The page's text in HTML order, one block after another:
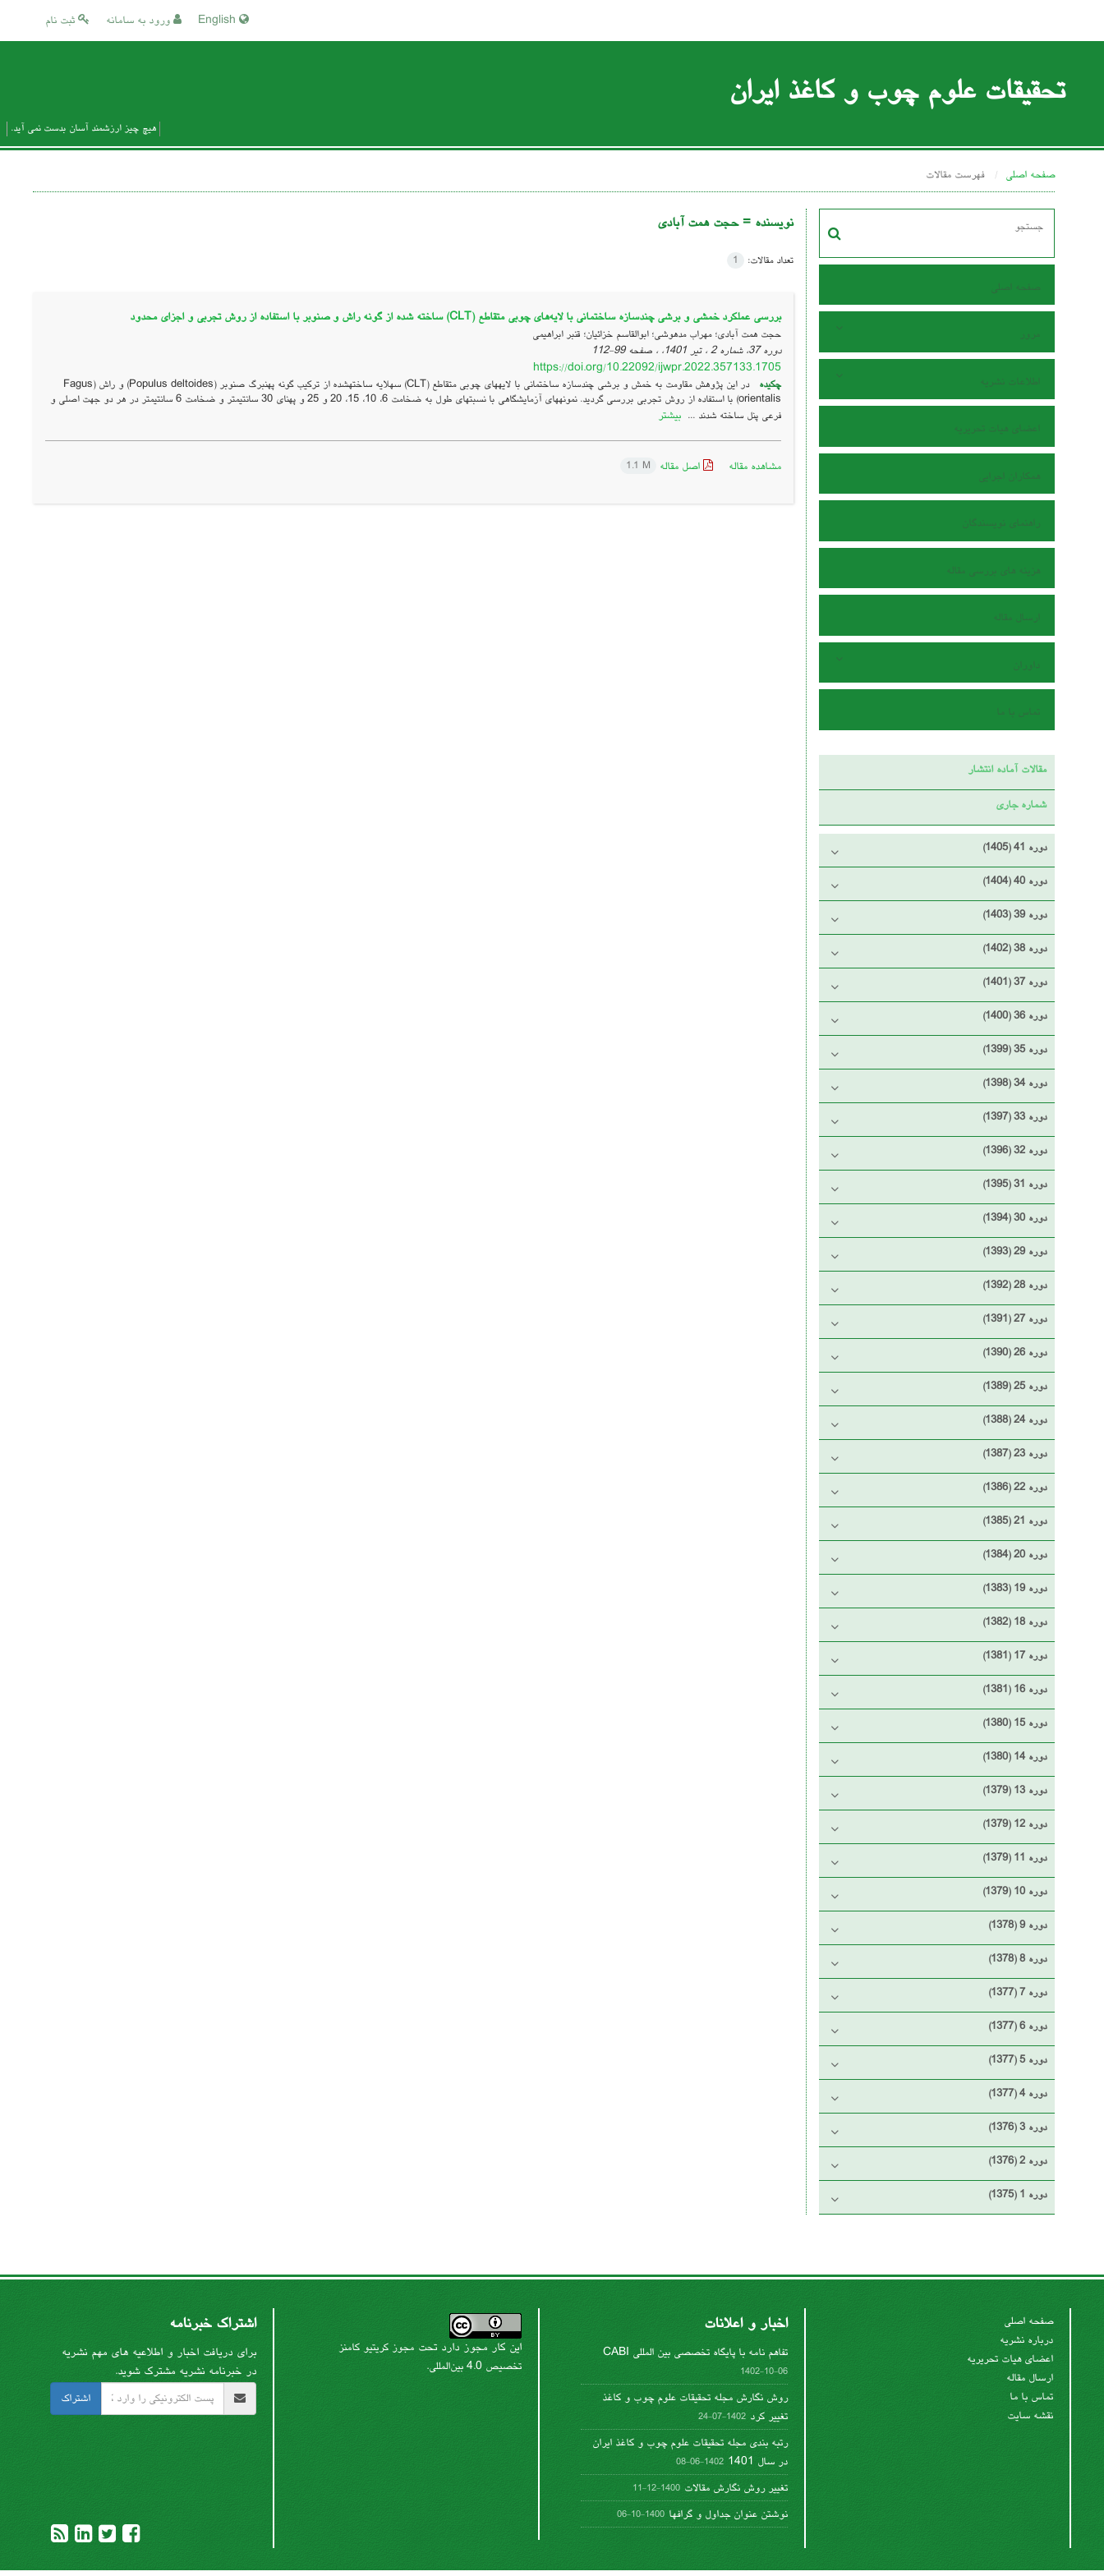
ثبت نام ورود به سامانه
تحقیقات علوم چوب و کاغذ ایران
هیچ چیز ارزشمند آسان بدست نمی آید.
صفحه اصلی فهرست مقالات
صفحه اصلی
مرور
اطلاعات نشریه
اعضای هیات تحریریه
همکاران اجرایی
راهنمای نویسندگان
هزینه های بررسی مقاله
ارسال مقاله
داوران
تماس با ما
مقالات آماده انتشار
شماره جاری
دوره 41 (1405)
دوره 40 (1404)
دوره 39 (1403)
دوره 38 (1402)
دوره 37 (1401)
دوره 36 (1400)
دوره 35 (1399)
دوره 34 (1398)
دوره 33 (1397)
دوره 32 (1396)
دوره 31 (1395)
دوره 30 (1394)
دوره 29 (1393)
دوره 28 (1392)
دوره 27 (1391)
دوره 26 (1390)
دوره 25 (1389)
دوره 24 (1388)
دوره 23 (1387)
دوره 22 (1386)
دوره 21 (1385)
دوره 20 (1384)
دوره 19 (1383)
دوره 18 (1382)
دوره 17 (1381)
دوره 16 (1381)
دوره 15 (1380)
دوره 14 (1380)
دوره 13 (1379)
دوره 12 (1379)
دوره 11 (1379)
دوره 10 (1379)
دوره 9 (1378)
دوره 8 (1378)
دوره 7 (1377)
دوره 6 (1377)
دوره 5 (1377)
دوره 4 (1377)
دوره 3 (1376)
دوره 2 (1376)
دوره 1 (1375)
نویسنده =حجت همت آبادی
تعداد مقالات: 1
بررسی عملکرد خمشی و برشی چندسازه ساختمانی با لایه‌های چوبی متقاطع (CLT) ساخته‌ شده از گونه راش و صنوبر با استفاده از روش تجربی و اجزای محدود
حجت همت آبادی؛ مهراب مدهوشی؛ ابوالقاسم خزائیان؛ قنبر ابراهیمی
دوره 37، شماره 2 ، تیر 1401، ، صفحه
99-112
https://doi.org/10.22092/ijwpr.2022.357133.1705
چکیده
در این پژوهش مقاومت به خمش و برشی چندسازه ساختمانی با لایه­های چوبی متقاطع (CLT) سه­لایه ساخته­شده از ترکیب گونه پهن­برگ صنوبر (Populus deltoides) و راش (Fagus
orientalis) با استفاده از روش تجربی بررسی گردید. نمونه­های آزمایشگاهی با نسبت­های طول به ضخامت 6، 10، 15، 20 و 25 و پهنای 30 سانتیمتر و ضخامت 6 سانتیمتر در هر دو جهت اصلی و
فرعی پنل ساخته شدند ...بیشتر
مشاهده مقاله اصل مقاله 1.1 M
صفحه اصلی
درباره نشریه
اعضای هیات تحریریه
ارسال مقاله
تماس با ما
نقشه سایت
اخبار و اعلانات
تفاهم نامه با پایگاه تخصصی بین المللی CABI
1402-10-06
روش نگارش مجله تحقیقات علوم چوب و کاغذ
تغییر کرد 1402-07-24
رتبه بندی مجله تحقیقات علوم چوب و کاغذ ایران
در سال 1401
1402-06-08
تغییر روش نگارش مقالات 1400-12-11
نوشتن عنوان جداول و گرافها 1400-10-06
این کار مجوز دارد تحت مجوز کریتیو کامنز
تخصیص 4.0 بین‌المللی
.
اشتراک خبرنامه
برای دریافت اخبار و اطلاعیه های مهم نشریه
در خبرنامه نشریه مشترک شوید.
اشتراک